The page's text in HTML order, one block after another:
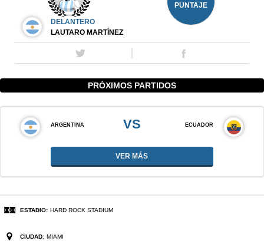
DELANTERO
LAUTARO MARTÍNEZ
PUNTAJE
PRÓXIMOS PARTIDOS
ARGENTINA VS ECUADOR
VER MÁS
ESTADIO: HARD ROCK STADIUM
CIUDAD: MIAMI